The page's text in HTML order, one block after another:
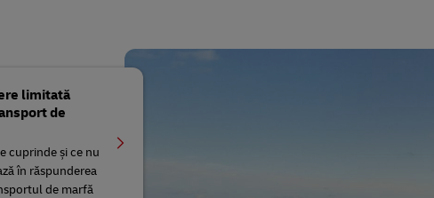
limitată
de
cuprinde și ce nu
în răspunderea
de marfă